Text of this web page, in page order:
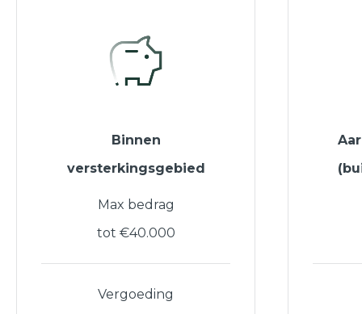
Binnen
versterkingsgebied
Max bedrag
tot €40.000
Vergoeding